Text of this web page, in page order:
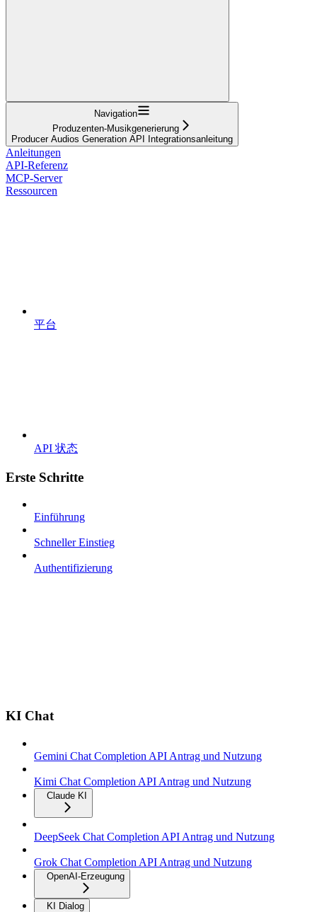
Navigation
Produzenten-Musikgenerierung
Producer Audios Generation API Integrationsanleitung
Anleitungen
API-Referenz
MCP-Server
Ressourcen
平台
API 状态
Erste Schritte
Einführung
Schneller Einstieg
Authentifizierung
KI Chat
Gemini Chat Completion API Antrag und Nutzung
Kimi Chat Completion API Antrag und Nutzung
Claude KI
DeepSeek Chat Completion API Antrag und Nutzung
Grok Chat Completion API Antrag und Nutzung
OpenAI-Erzeugung
KI Dialog